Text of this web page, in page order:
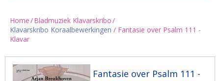
Winkelwagen:
Home/Bladmuziek Klavarskribo/
Klavarskribo Koraalbewerkingen / Fantasie over Psalm 111 -
Klavar
Fantasie over Psalm 111 -